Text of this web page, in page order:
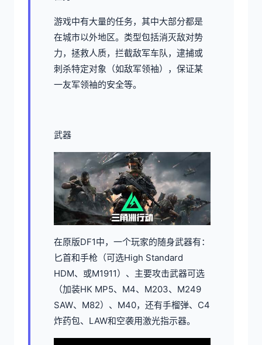
游戏中有大量的任务，其中大部分都是
在城市以外地区。类型包括消灭敌对势
力，拯救人质，拦截敌军车队，逮捕或
刺杀特定对象（如敌军领袖），保证某
一友军领袖的安全等。
武器
在原版DF1中，一个玩家的随身武器有：
匕首和手枪（可选High Standard
HDM、或M1911）、主要攻击武器可选
（加装HK MP5、M4、M203、M249
SAW、M82）、M40，还有手榴弹、C4
炸药包、LAW和空袭用激光指示器。